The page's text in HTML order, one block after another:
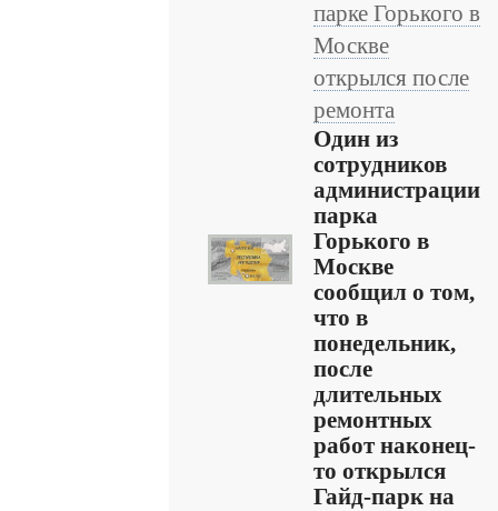
парке Горького в
Москве
открылся после
ремонта
Один из
сотрудников
администрации
парка
Горького в
Москве
сообщил о том,
что в
понедельник,
после
длительных
ремонтных
работ наконец-
то открылся
Гайд-парк на